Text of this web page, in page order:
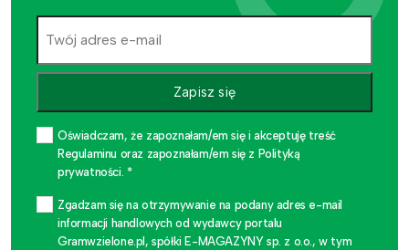
Zapisz się
Oświadczam, że zapoznałam/em się i akceptuję treść
Regulaminu oraz zapoznałam/em się z Polityką
prywatności. *
Zgadzam się na otrzymywanie na podany adres e-mail
informacji handlowych od wydawcy portalu
Gramwzielone.pl, spółki E-MAGAZYNY sp. z o.o., w tym